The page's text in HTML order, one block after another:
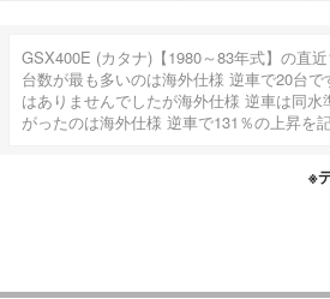
GSX400E (カタナ)【1980～83年式】の直
台数が最も多いのは海外仕様 逆車で20台
はありませんでしたが海外仕様 逆車は同
がったのは海外仕様 逆車で131％の上昇を記
※